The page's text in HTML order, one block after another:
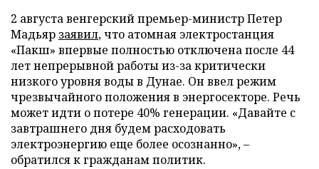
2 августа венгерский премьер-министр Петер
Мадьяр заявил, что атомная электростанция
«Пакш» впервые полностью отключена после 44
лет непрерывной работы из-за критически
низкого уровня воды в Дунае. Он ввел режим
чрезвычайного положения в энергосекторе. Речь
может идти о потере 40% генерации. «Давайте с
завтрашнего дня будем расходовать
электроэнергию еще более осознанно», –
обратился к гражданам политик.